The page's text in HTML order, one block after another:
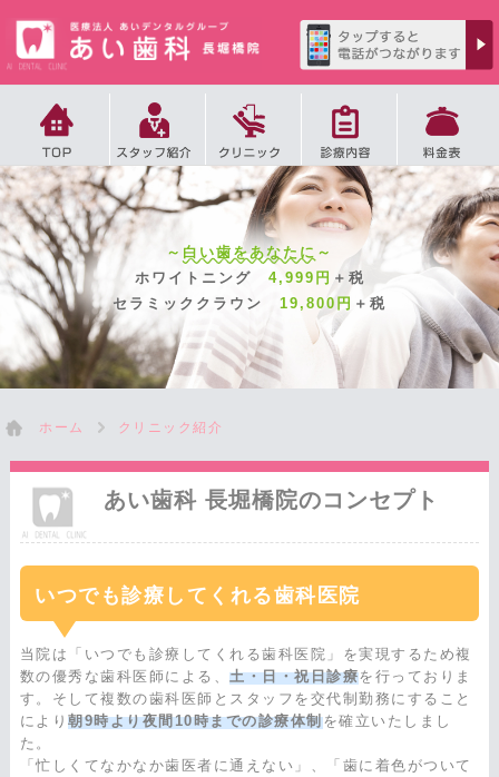
～ 白い歯をあなたに ～
ホワイトニング 4,999円 ＋税
セラミッククラウン 19,800円 ＋税
ホーム クリニック紹介
あい歯科 長堀橋院のコンセプト
いつでも診療してくれる歯科医院
当院は「いつでも診療してくれる歯科医院」を実現するため複
数の優秀な歯科医師による、土・日・祝日診療を行っておりま
す。そして複数の歯科医師とスタッフを交代制勤務にすること
により朝9時より夜間10時までの診療体制を確立いたしまし
た。
「忙しくてなかなか歯医者に通えない」、「歯に着色がついて